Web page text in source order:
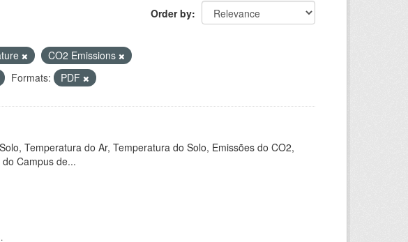
Order by
CO2 Emissions
Formats: PDF
Temperatura do Ar, Temperatura do Solo, Emissões do CO2,
Campus de...